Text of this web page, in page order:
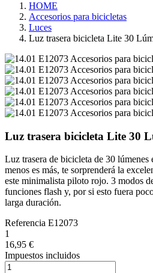
HOME
Accesorios para bicicletas
Luces
Luz trasera bicicleta Lite 30
Luz trasera bicicleta Lite 30
Luz trasera de bicicleta de 30
menos es más, te sorprenderá la
este minimalista piloto rojo. 3 modos
funciones flash y, por si esto fuera
larga duración.
Referencia E12073
1
16,95 €
Impuestos incluidos